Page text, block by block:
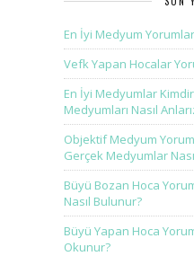
En İyi Medyum
Vefk Yapan Hocalar
En İyi Medyumlar
Medyumları Nasıl
Objektif Medyum
Gerçek Medyumlar
Büyü Bozan Hoca
Nasıl Bulunur?
Büyü Yapan Hoca
Okunur?